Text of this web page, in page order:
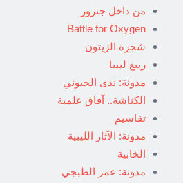
من داخل جنزور
Battle for Oxygen
شجرة الزيتون
ربيع ليبيا
مدونة: ندى الحبوني
الكناشة.. آفاق علمية
تقاسيم
مدونة: الآثار الليبية
الخابية
مدونة: عمر الطبجي